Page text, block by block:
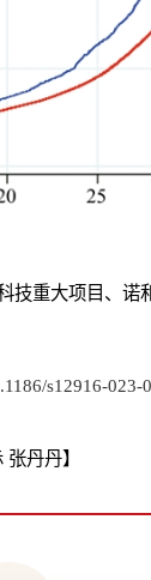
重大项目、
s12916-023-
丹丹】